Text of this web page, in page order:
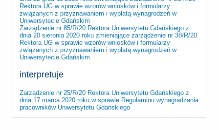
Rektora UG w sprawie wzorów wniosków i formularzy
związanych z przyznawaniem i wypłatą wynagrodzeń w
Uniwersytecie Gdańskim
Zarządzenie nr 85/R/20 Rektora Uniwersytetu Gdańskiego z
dnia 20 sierpnia 2020 roku zmieniające zarządzenie nr 38/R/20
Rektora UG w sprawie wzorów wniosków i formularzy
związanych z przyznawaniem i wypłatą wynagrodzeń w
Uniwersytecie Gdańskim
interpretuje
Zarządzenie nr 25/R/20 Rektora Uniwersytetu Gdańskiego z
dnia 17 marca 2020 roku w sprawie Regulaminu wynagradzania
pracowników Uniwersytetu Gdańskiego